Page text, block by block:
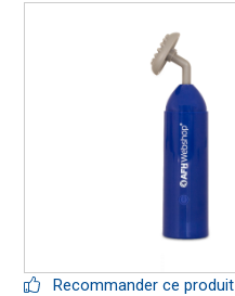
Recommander ce produit